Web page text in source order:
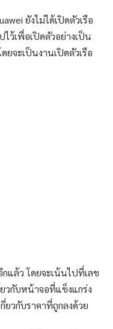
ยังไม่ได้เปิดตัวเรือ
ว้เพื่อเปิดตัวอย่างเป็น
จะเป็นงานเปิดตัวเรือ
แล้ว โดยจะเน้นไปที่เลข
วกับหน้าจอที่แข็งแกร่ง
วกับราคาที่ถูกลงด้วย